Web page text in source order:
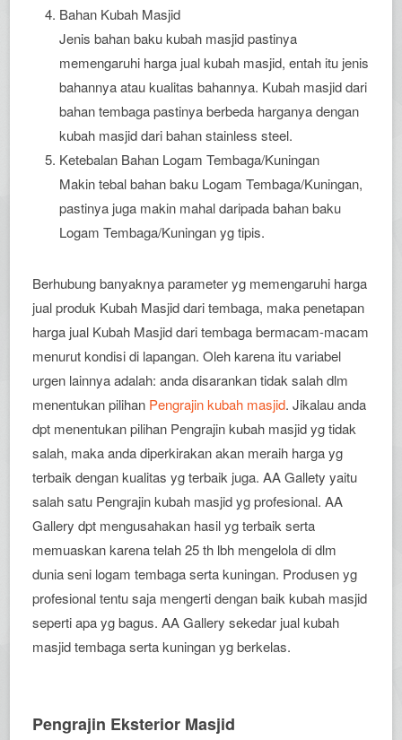
Bahan Kubah Masjid
Jenis bahan baku kubah masjid pastinya
memengaruhi harga jual kubah masjid, entah itu jenis
bahannya atau kualitas bahannya. Kubah masjid dari
bahan tembaga pastinya berbeda harganya dengan
kubah masjid dari bahan stainless steel.
Ketebalan Bahan Logam Tembaga/Kuningan
Makin tebal bahan baku Logam Tembaga/Kuningan,
pastinya juga makin mahal daripada bahan baku
Logam Tembaga/Kuningan yg tipis.
Berhubung banyaknya parameter yg memengaruhi harga
jual produk Kubah Masjid dari tembaga, maka penetapan
harga jual Kubah Masjid dari tembaga bermacam-macam
menurut kondisi di lapangan. Oleh karena itu variabel
urgen lainnya adalah: anda disarankan tidak salah dlm
menentukan pilihan Pengrajin kubah masjid. Jikalau anda
dpt menentukan pilihan Pengrajin kubah masjid yg tidak
salah, maka anda diperkirakan akan meraih harga yg
terbaik dengan kualitas yg terbaik juga. AA Gallety yaitu
salah satu Pengrajin kubah masjid yg profesional. AA
Gallery dpt mengusahakan hasil yg terbaik serta
memuaskan karena telah 25 th lbh mengelola di dlm
dunia seni logam tembaga serta kuningan. Produsen yg
profesional tentu saja mengerti dengan baik kubah masjid
seperti apa yg bagus. AA Gallery sekedar jual kubah
masjid tembaga serta kuningan yg berkelas.
Pengrajin Eksterior Masjid